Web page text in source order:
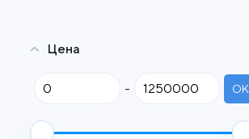
Цена
- OK